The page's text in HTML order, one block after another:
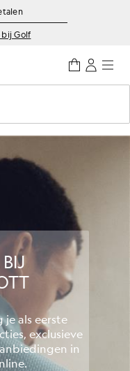
bij Golf
je als eerste
exclusieve
in